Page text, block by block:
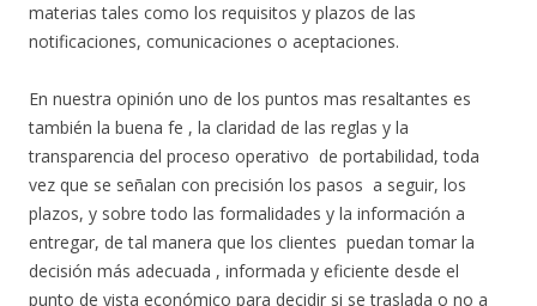
materias tales como los requisitos y plazos de las
notificaciones, comunicaciones o aceptaciones.
En nuestra opinión uno de los puntos mas resaltantes es
también la buena fe , la claridad de las reglas y la
transparencia del proceso operativo de portabilidad, toda
vez que se señalan con precisión los pasos a seguir, los
plazos, y sobre todo las formalidades y la información a
entregar, de tal manera que los clientes puedan tomar la
decisión más adecuada , informada y eficiente desde el
punto de vista económico para decidir si se traslada o no a